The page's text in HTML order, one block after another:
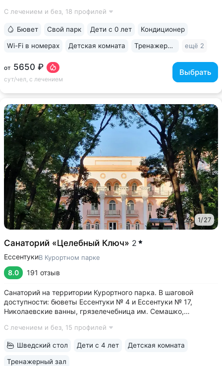
с минеральной водой № 29. В 2–5 минутах бюветы
С лечением и без, 18 профилей
от 5650 ₽
сут/чел, с лечением
Выбрать
Бювет Свой парк Дети с 0 лет Кондиционер
Wi-Fi в номерах Детская комната Тренажерный зал ещё 2
1/27
Санаторий «Целебный Ключ» 2
ЕссентукиВ Курортном парке
8.0 191 отзыв
Санаторий на территории Курортного парка. В шаговой
доступности: бюветы Ессентуки № 4 и Ессентуки № 17,
Николаевские ванны, грязелечебница им. Семашко,
номеров с базовым комфортом. Хороший выбор, если
С лечением и без, 15 профилей
Шведский стол Дети с 4 лет Детская комната
Тренажерный зал